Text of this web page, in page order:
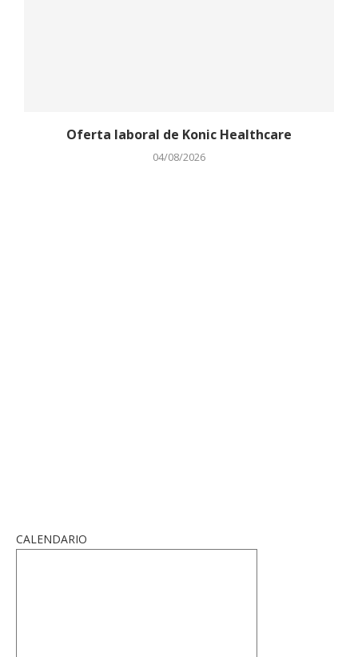
Oferta laboral de Konic Healthcare
04/08/2026
CALENDARIO